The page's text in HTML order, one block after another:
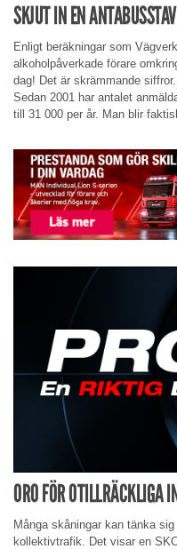
SKJUT IN EN
Enligt beräkningar som
alkoholpåverkade förare
dag! Det är skrämmande siffror.
Sedan 2001 har antalet
till 31 000 per år. Man blir
ORO FÖR OTILLRÄCKLIGA
Många skåningar kan tänka
kollektivtrafik. Det visar en